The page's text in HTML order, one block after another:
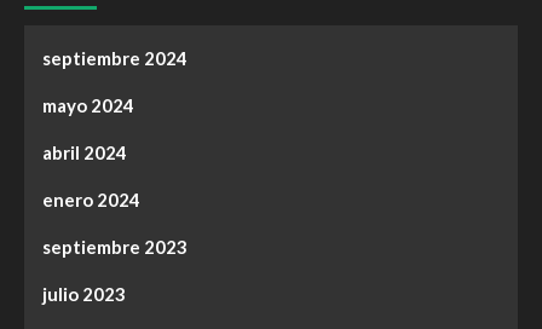
septiembre 2024
mayo 2024
abril 2024
enero 2024
septiembre 2023
julio 2023